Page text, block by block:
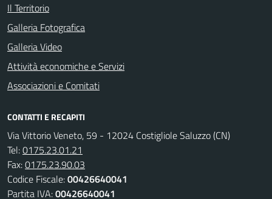
Il Territorio
Galleria Fotografica
Galleria Video
Attività economiche e Servizi
Associazioni e Comitati
CONTATTI E RECAPITI
Via Vittorio Veneto, 59 - 12024 Costigliole Saluzzo (CN)
Tel:0175.23.01.21
Fax:0175.23.90.03
Codice Fiscale:00426640041
Partita IVA:00426640041